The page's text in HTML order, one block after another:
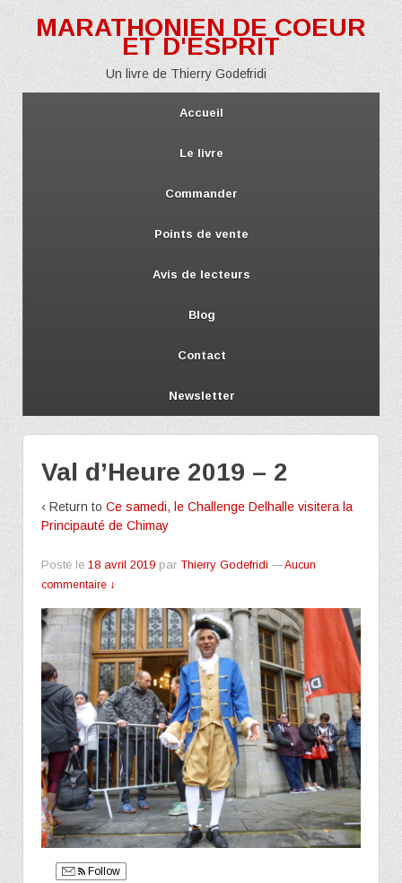
MARATHONIEN DE COEUR
ET D'ESPRIT
Un livre de Thierry Godefridi
Accueil
Le livre
Commander
Points de vente
Avis de lecteurs
Blog
Contact
Newsletter
Val d’Heure 2019 – 2
‹ Return to Ce samedi, le Challenge Delhalle visitera la
Principauté de Chimay
Posté le 18 avril 2019 par Thierry Godefridi —Aucun
commentaire ↓
Follow